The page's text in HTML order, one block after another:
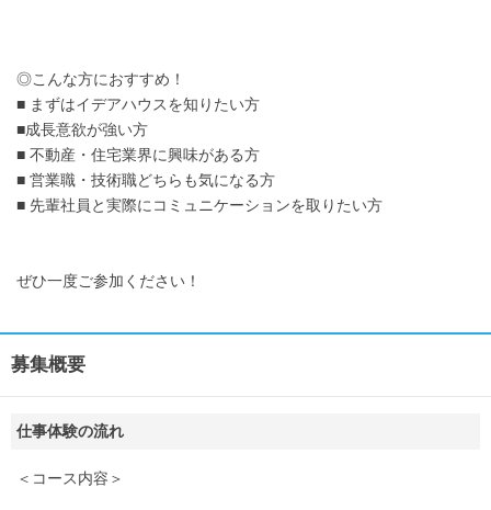
◎こんな方におすすめ！
■ まずはイデアハウスを知りたい方
■成長意欲が強い方
■ 不動産・住宅業界に興味がある方
■ 営業職・技術職どちらも気になる方
■ 先輩社員と実際にコミュニケーションを取りたい方
ぜひ一度ご参加ください！
募集概要
仕事体験の流れ
＜コース内容＞